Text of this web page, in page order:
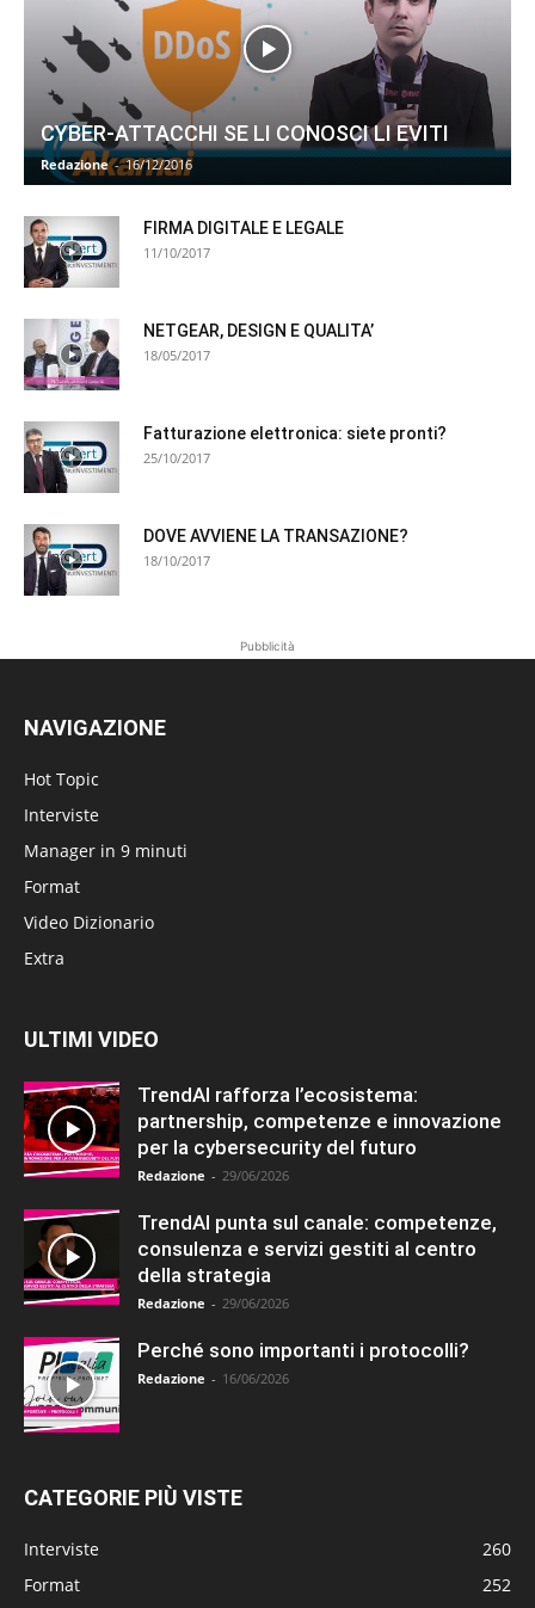
CYBER-ATTACCHI SE LI CONOSCI LI EVITI
Redazione - 16/12/2016
FIRMA DIGITALE E LEGALE
11/10/2017
NETGEAR, DESIGN E QUALITA’
18/05/2017
Fatturazione elettronica: siete pronti?
25/10/2017
DOVE AVVIENE LA TRANSAZIONE?
18/10/2017
Pubblicità
NAVIGAZIONE
Hot Topic
Interviste
Manager in 9 minuti
Format
Video Dizionario
Extra
ULTIMI VIDEO
TrendAI rafforza l’ecosistema:
partnership, competenze e innovazione
per la cybersecurity del futuro
Redazione - 29/06/2026
TrendAI punta sul canale: competenze,
consulenza e servizi gestiti al centro
della strategia
Redazione - 29/06/2026
Perché sono importanti i protocolli?
Redazione - 16/06/2026
CATEGORIE PIÙ VISTE
Interviste
260
Format
252